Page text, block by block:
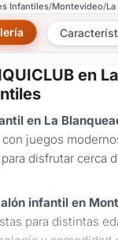
Infantiles Montevideo
en
en La
juegos
disfrutar cerca
infantil en
para distintas